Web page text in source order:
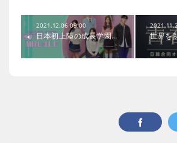
2021.12.06 09:00
日本初上陸の成長学園… 世界を